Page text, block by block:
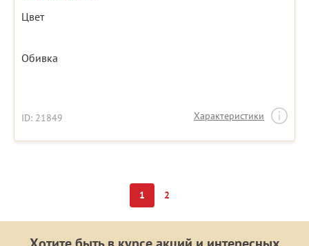
Цвет
Обивка
ID: 21849 Характеристики
1 2